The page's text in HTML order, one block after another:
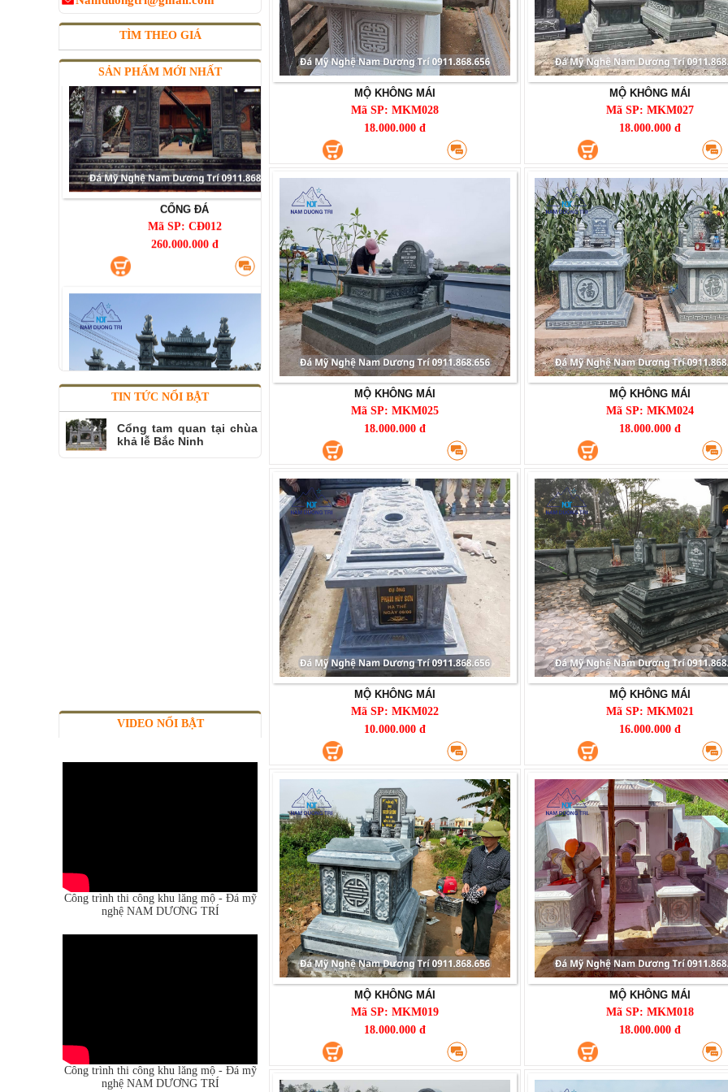
TÌM THEO GIÁ
SẢN PHẨM MỚI NHẤT
CỔNG ĐÁ
Mã SP: CĐ012
260.000.000 đ
CỔNG ĐÁ
Mã SP: CĐ028
190.000.000 đ
TIN TỨC NỔI BẬT
Cổng tam quan tại chùa
khả lễ Bắc Ninh
VIDEO NỔI BẬT
Công trình thi công khu lăng mộ - Đá mỹ
nghệ NAM DƯƠNG TRÍ
Công trình thi công khu lăng mộ - Đá mỹ
nghệ NAM DƯƠNG TRÍ
MỘ KHÔNG MÁI
Mã SP: MKM028
18.000.000 đ
MỘ KHÔNG MÁI
Mã SP: MKM027
18.000.000 đ
MỘ KHÔNG MÁI
Mã SP: MKM025
18.000.000 đ
MỘ KHÔNG MÁI
Mã SP: MKM024
18.000.000 đ
MỘ KHÔNG MÁI
Mã SP: MKM022
10.000.000 đ
MỘ KHÔNG MÁI
Mã SP: MKM021
16.000.000 đ
MỘ KHÔNG MÁI
Mã SP: MKM019
18.000.000 đ
MỘ KHÔNG MÁI
Mã SP: MKM018
18.000.000 đ